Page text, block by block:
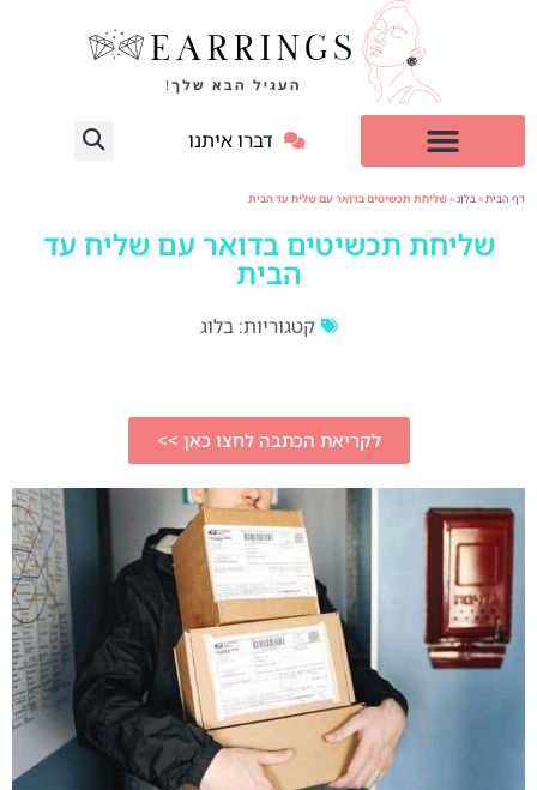
דברו איתנו
דף הבית»בלוג»שליחת תכשיטים בדואר עם שליח עד הבית
שליחת תכשיטים בדואר עם שליח עד
הבית
קטגוריות: בלוג
לקריאת הכתבה לחצו כאן >>